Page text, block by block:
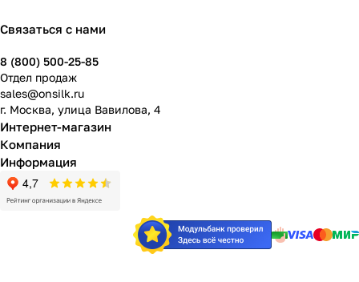
Связаться с нами
8 (800) 500-25-85
Отдел продаж
sales@onsilk.ru
г. Москва, улица Вавилова, 4
Интернет-магазин
Компания
Информация